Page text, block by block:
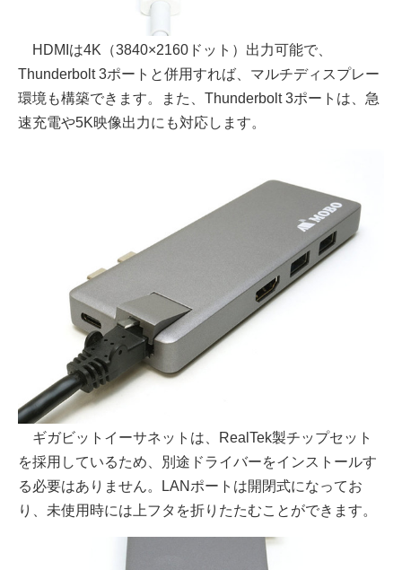
HDMIは4K（3840×2160ドット）出力可能で、
Thunderbolt 3ポートと併用すれば、マルチディスプレー
環境も構築できます。また、Thunderbolt 3ポートは、急
速充電や5K映像出力にも対応します。
ギガビットイーサネットは、RealTek製チップセット
を採用しているため、別途ドライバーをインストールす
る必要はありません。LANポートは開閉式になってお
り、未使用時には上フタを折りたたむことができます。